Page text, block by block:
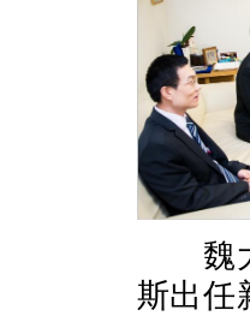
魏大
斯出任